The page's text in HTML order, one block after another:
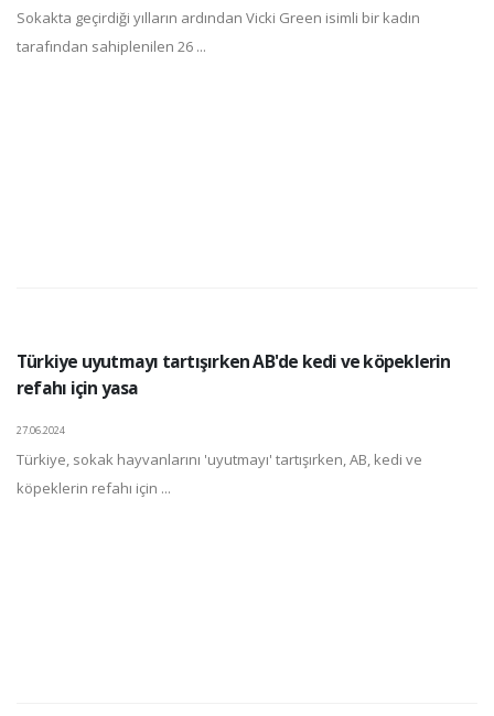
Sokakta geçirdiği yılların ardından Vicki Green isimli bir kadın
tarafından sahiplenilen 26 ...
Türkiye uyutmayı tartışırken AB'de kedi ve köpeklerin
refahı için yasa
27.06.2024
Türkiye, sokak hayvanlarını 'uyutmayı' tartışırken, AB, kedi ve
köpeklerin refahı için ...